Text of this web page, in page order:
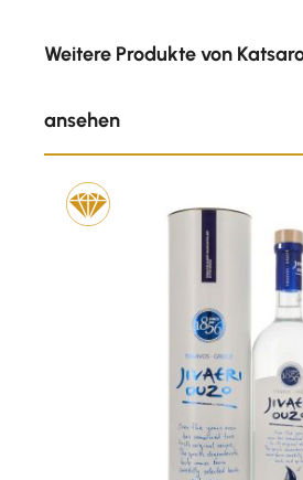
Weitere Produkte von
ansehen